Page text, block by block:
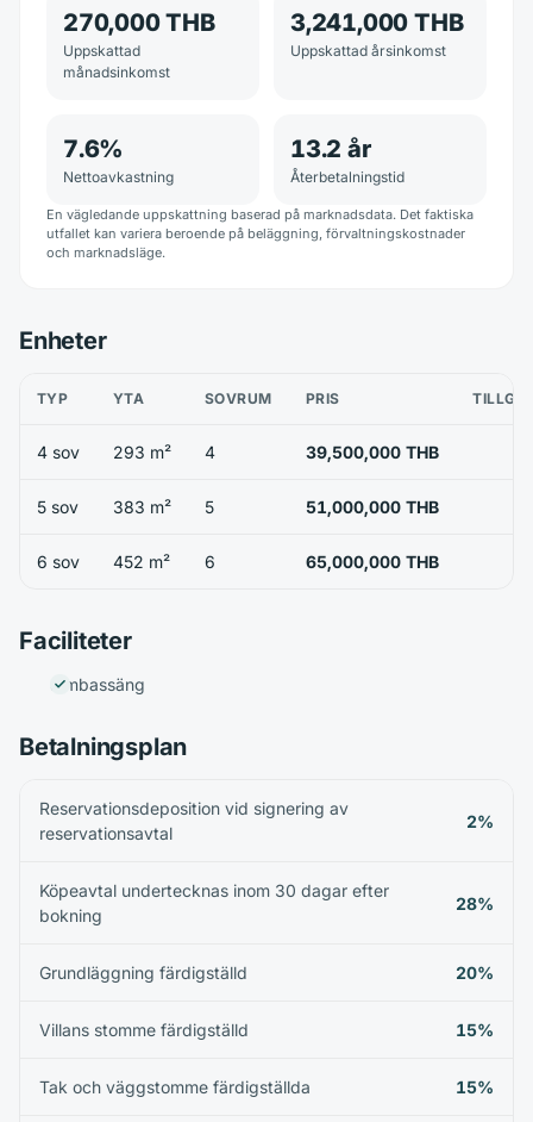
270,000 THB
Uppskattad
månadsinkomst
3,241,000 THB
Uppskattad årsinkomst
7.6%
Nettoavkastning
13.2 år
Återbetalningstid
En vägledande uppskattning baserad på marknadsdata. Det faktiska
utfallet kan variera beroende på beläggning, förvaltningskostnader
och marknadsläge.
Enheter
TYP YTA SOVRUM PRIS
4 sov 293 m² 4 39,500,000 THB
5 sov 383 m² 5 51,000,000 THB
6 sov 452 m² 6 65,000,000 THB
Faciliteter
Simbassäng
Betalningsplan
Reservationsdeposition vid signering av
reservationsavtal
2%
Köpeavtal undertecknas inom 30 dagar efter
bokning
28%
Grundläggning färdigställd 20%
Villans stomme färdigställd 15%
Tak och väggstomme färdigställda 15%